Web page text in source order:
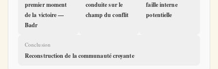
premier moment
de la victoire —
Badr
conduite sur le
champ du conflit
faille interne
potentielle
Conclusion
Reconstruction de la communauté croyante